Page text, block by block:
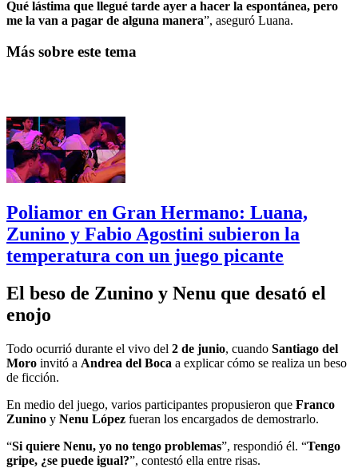
Qué lástima que llegué tarde ayer a hacer la espontánea, pero
me la van a pagar de alguna manera”, aseguró Luana.
Más sobre este tema
Poliamor en Gran Hermano: Luana,
Zunino y Fabio Agostini subieron la
temperatura con un juego picante
El beso de Zunino y Nenu que desató el
enojo
Todo ocurrió durante el vivo del 2 de junio, cuando Santiago del
Moro invitó a Andrea del Boca a explicar cómo se realiza un beso
de ficción.
En medio del juego, varios participantes propusieron que Franco
Zunino y Nenu López fueran los encargados de demostrarlo.
“Si quiere Nenu, yo no tengo problemas”, respondió él. “Tengo
gripe, ¿se puede igual?”, contestó ella entre risas.